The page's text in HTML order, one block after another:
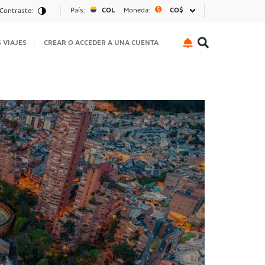
Contraste: País: COL Moneda: CO$
VIAJES CREAR O ACCEDER A UNA CUENTA